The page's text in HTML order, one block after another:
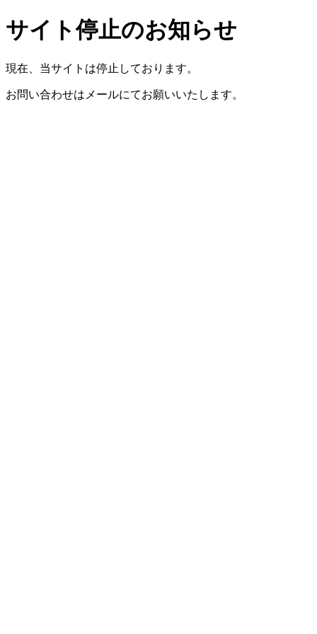
サイト停止のお知らせ
現在、当サイトは停止しております。
お問い合わせはメールにてお願いいたします。